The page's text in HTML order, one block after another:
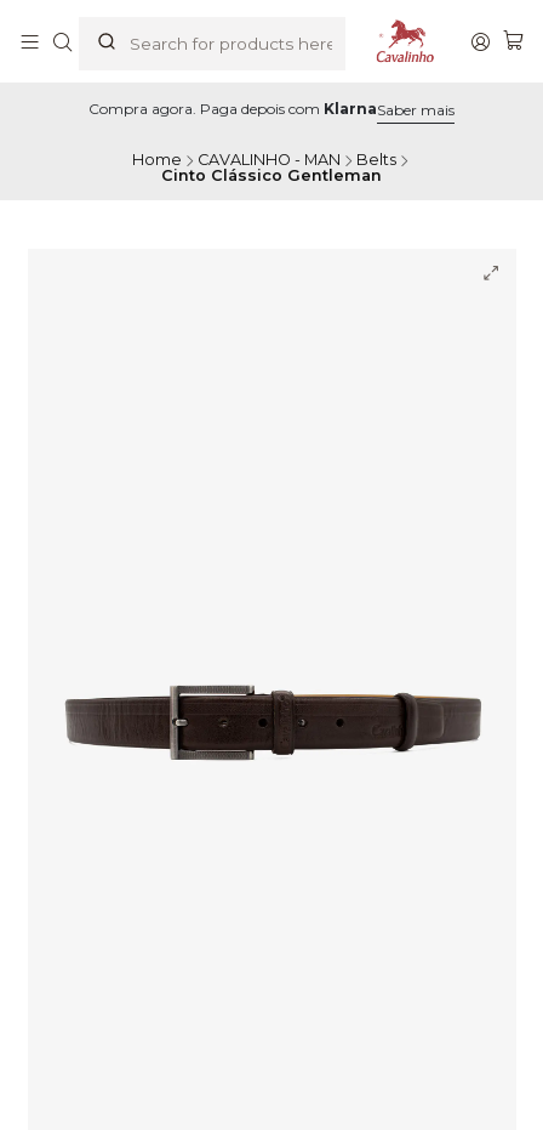
Compra agora. Paga depois com KlarnaSaber mais
Home CAVALINHO - MAN
Belts
Cinto Clássico Gentleman